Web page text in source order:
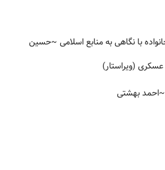
با نگاهی به منابع اسلامی ~حسین
(ویراستار)
~احمد بهشتی